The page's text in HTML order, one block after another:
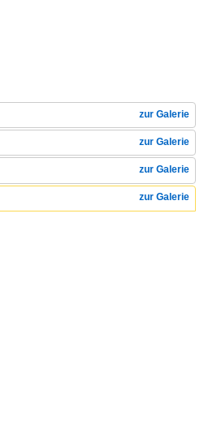
zur Galerie
zur Galerie
zur Galerie
zur Galerie